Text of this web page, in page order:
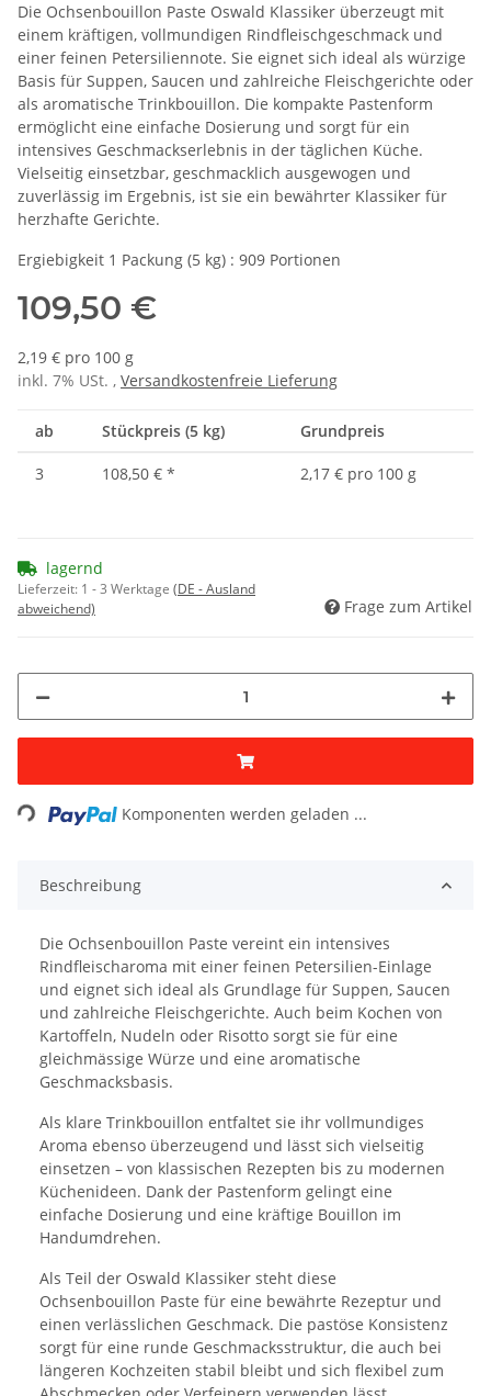
Die Ochsenbouillon Paste Oswald Klassiker überzeugt mit
einem kräftigen, vollmundigen Rindfleischgeschmack und
einer feinen Petersiliennote. Sie eignet sich ideal als würzige
Basis für Suppen, Saucen und zahlreiche Fleischgerichte oder
als aromatische Trinkbouillon. Die kompakte Pastenform
ermöglicht eine einfache Dosierung und sorgt für ein
intensives Geschmackserlebnis in der täglichen Küche.
Vielseitig einsetzbar, geschmacklich ausgewogen und
zuverlässig im Ergebnis, ist sie ein bewährter Klassiker für
herzhafte Gerichte.
Ergiebigkeit 1 Packung (5 kg) : 909 Portionen
109,50 €
2,19 € pro 100 g
inkl. 7% USt. , Versandkostenfreie Lieferung
ab Stückpreis (5 kg) Grundpreis
3 108,50 € * 2,17 € pro 100 g
lagernd
Lieferzeit: 1 - 3 Werktage (DE - Ausland
abweichend)
Frage zum Artikel
Loading... Komponenten werden geladen ...
Beschreibung
Die Ochsenbouillon Paste vereint ein intensives
Rindfleischaroma mit einer feinen Petersilien-Einlage
und eignet sich ideal als Grundlage für Suppen, Saucen
und zahlreiche Fleischgerichte. Auch beim Kochen von
Kartoffeln, Nudeln oder Risotto sorgt sie für eine
gleichmässige Würze und eine aromatische
Geschmacksbasis.
Als klare Trinkbouillon entfaltet sie ihr vollmundiges
Aroma ebenso überzeugend und lässt sich vielseitig
einsetzen – von klassischen Rezepten bis zu modernen
Küchenideen. Dank der Pastenform gelingt eine
einfache Dosierung und eine kräftige Bouillon im
Handumdrehen.
Als Teil der Oswald Klassiker steht diese
Ochsenbouillon Paste für eine bewährte Rezeptur und
einen verlässlichen Geschmack. Die pastöse Konsistenz
sorgt für eine runde Geschmacksstruktur, die auch bei
längeren Kochzeiten stabil bleibt und sich flexibel zum